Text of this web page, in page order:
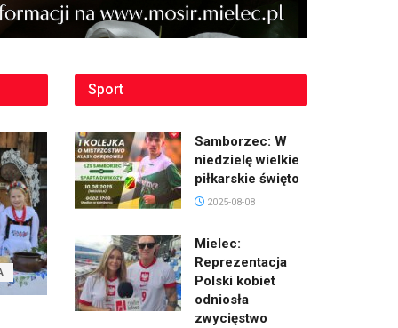
Sport
Samborzec: W
niedzielę wielkie
piłkarskie święto
2025-08-08
Mielec:
Reprezentacja
Polski kobiet
odniosła
zwycięstwo